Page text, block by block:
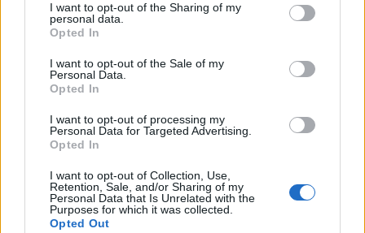
not limited to your visit or usage behaviour. You may click to
grant or deny consent to Google and its third-party tags to
use your data for below specified purposes in below Google
consent section.
I want to opt-out of the Sharing of my
personal data.
Opted In
I want to opt-out of the Sale of my
Personal Data.
Opted In
I want to opt-out of processing my
Personal Data for Targeted Advertising.
Opted In
I want to opt-out of Collection, Use,
Retention, Sale, and/or Sharing of my
Personal Data that Is Unrelated with the
Purposes for which it was collected.
Opted Out
sötétségére. Miller is áldozatul esett ennek az
antikommunista láznak. Epicentrumából – a paranoia, az
emberáldozatot követelő közfelháborodás ősi bűvöletéből
– számos visszhang mindmáig velünk maradt. Ezzel a
feltáró vizsgálódásait, az ember mint társadalmi lény
vakságának tanulmányozását. Ismét Miller írja: »Az igazság
keresésével kapcsolatos aggályok mögött a darabban
felsejlik a tiltott szexualitás, a természetfölöttitől való
félelem és a politikai manipuláció halálos keveréke«”.